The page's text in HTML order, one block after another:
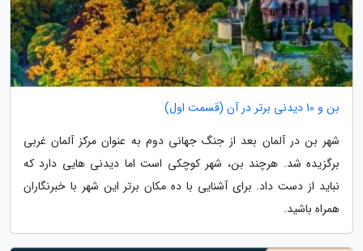
بن و 10 دیدنی برتر در آن (قسمت اول)
شهر بن در آلمان بعد از جنگ جهانی دوم به عنوان مرکز آلمان غربی
برگزیده شد. هرچند بن، شهر کوچکی است اما دیدنی هایی دارد که
نباید از دست داد. برای آشنایی با ده مکان برتر این شهر با خبرنگاران
همراه باشید.